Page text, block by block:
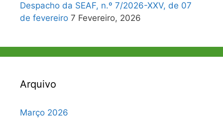
Despacho da SEAF, n.º 7/2026-XXV, de 07
de fevereiro 7 Fevereiro, 2026
Arquivo
Março 2026